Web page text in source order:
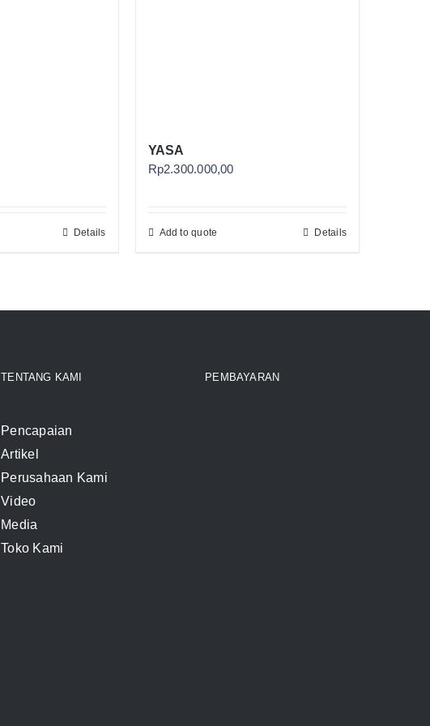
Details
YASA
Rp2.300.000,00
Add to quote Details
TENTANG KAMI
Pencapaian
Artikel
Perusahaan Kami
Video
Media
Toko Kami
PEMBAYARAN